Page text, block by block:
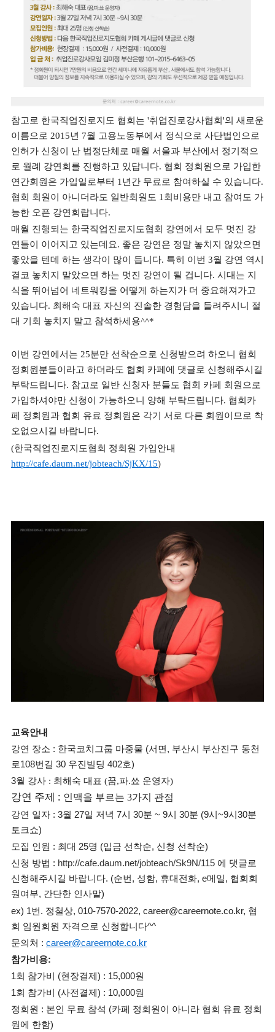
참고로 한국직업진로지도 협회는 '취업진로강사협회'의 새로운
이름으로 2015년 7월 고용노동부에서 정식으로 사단법인으로
인허가 신청이 난 법정단체로 매월 서울과 부산에서 정기적으
로 월례 강연회를 진행하고 있답니다. 협회 정회원으로 가입한
연간회원은 가입일로부터 1년간 무료로 참여하실 수 있습니다.
협회 회원이 아니더라도 일반회원도 1회비용만 내고 참여도 가
능한 오픈 강연회랍니다.
매월 진행되는 한국직업진로지도협회 강연에서 모두 멋진 강
연들이 이어지고 있는데요. 좋은 강연은 정말 놓치지 않았으면
좋았을 텐데 하는 생각이 많이 듭니다. 특히 이번 3월 강연 역시
결코 놓치지 말았으면 하는 멋진 강연이 될 겁니다. 시대는 지
식을 뛰어넘어 네트워킹을 어떻게 하는지가 더 중요해져가고
있습니다. 최해숙 대표 자신의 진솔한 경험담을 들려주시니 절
대 기회 놓치지 말고 참석하세용^^*
이번 강연에서는 25분만 선착순으로 신청받으려 하오니 협회
정회원분들이라고 하더라도 협회 카페에 댓글로 신청해주시길
부탁드립니다. 참고로 일반 신청자 분들도 협회 카페 회원으로
가입하셔야만 신청이 가능하오니 양해 부탁드립니다. 협회카
페 정회원과 협회 유료 정회원은 각기 서로 다른 회원이므로 착
오없으시길 바랍니다.
(한국직업진로지도협회 정회원 가입안내
http://cafe.daum.net/jobteach/SjKX/15)
교육안내
강연 장소 : 한국코치그룹 마중물 (서면, 부산시 부산진구 동천
로108번길 30 우진빌딩 402호)
3월 강사 : 최해숙 대표 (꿈,파.쑈 운영자)
강연 주제 : 인맥을 부르는 3가지 관점
강연 일자 : 3월 27일 저녁 7시 30분 ~ 9시 30분 (9시~9시30분
토크쇼)
모집 인원 : 최대 25명 (입금 선착순, 신청 선착순)
신청 방법 : http://cafe.daum.net/jobteach/Sk9N/115 에 댓글로
신청해주시길 바랍니다. (순번, 성함, 휴대전화, e메일, 협회회
원여부, 간단한 인사말)
ex) 1번. 정철상, 010-7570-2022, career@careernote.co.kr, 협
회 임원회원 자격으로 신청합니다^^
문의처 : career@careernote.co.kr
참가비용:
1회 참가비 (현장결제) : 15,000원
1회 참가비 (사전결제) : 10,000원
정회원 : 본인 무료 참석 (카페 정회원이 아니라 협회 유료 정회
원에 한함)